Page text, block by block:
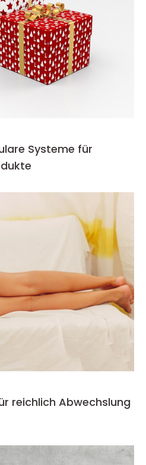
Systeme für
reichlich Abwechslung